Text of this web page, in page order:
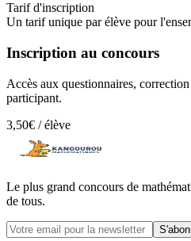
Tarif d'inscription
Un tarif unique par élève pour
Inscription au concours
Accès aux questionnaires,
participant.
3,50€ / élève
Le plus grand concours de
de tous.